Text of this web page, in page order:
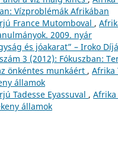
Vízproblémák Afrikában
France Mutomboval ,
2009. nyár
és jóakarat” – Iroko
3 (2012): Fókuszban:
önkéntes munkáért , Afrika
államok
Tadesse Eyassuval ,
államok